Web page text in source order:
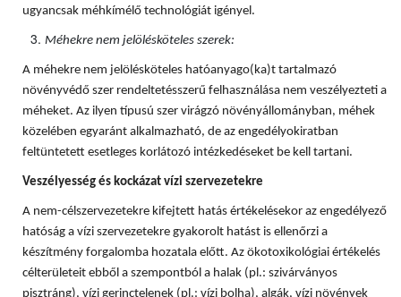
ugyancsak méhkímélő technológiát igényel.
Méhekre nem jelölésköteles szerek:
A méhekre nem jelölésköteles hatóanyago(ka)t tartalmazó
növényvédő szer rendeltetésszerű felhasználása nem veszélyezteti a
méheket. Az ilyen típusú szer virágzó növényállományban, méhek
közelében egyaránt alkalmazható, de az engedélyokiratban
feltüntetett esetleges korlátozó intézkedéseket be kell tartani.
Veszélyesség és kockázat vízi szervezetekre
A nem-célszervezetekre kifejtett hatás értékelésekor az engedélyező
hatóság a vízi szervezetekre gyakorolt hatást is ellenőrzi a
készítmény forgalomba hozatala előtt. Az ökotoxikológiai értékelés
célterületeit ebből a szempontból a halak (pl.: szivárványos
pisztráng), vízi gerinctelenek (pl.: vízi bolha), algák, vízi növények